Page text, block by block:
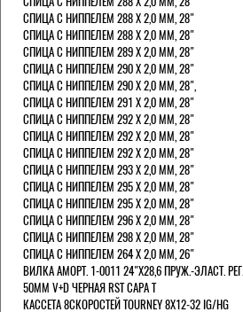
СПИЦА С НИППЕЛЕМ 288 Х 2,0 ММ, 28"
СПИЦА С НИППЕЛЕМ 288 Х 2,0 ММ, 28"
СПИЦА С НИППЕЛЕМ 289 Х 2,0 ММ, 28"
СПИЦА С НИППЕЛЕМ 290 Х 2,0 ММ, 28"
СПИЦА С НИППЕЛЕМ 290 Х 2,0 ММ, 28",
СПИЦА С НИППЕЛЕМ 291 Х 2,0 ММ, 28"
СПИЦА С НИППЕЛЕМ 292 Х 2,0 ММ, 28"
СПИЦА С НИППЕЛЕМ 292 Х 2,0 ММ, 28"
СПИЦА С НИППЕЛЕМ 292 Х 2,0 ММ, 28"
СПИЦА С НИППЕЛЕМ 293 Х 2,0 ММ, 28"
СПИЦА С НИППЕЛЕМ 295 Х 2,0 ММ, 28"
СПИЦА С НИППЕЛЕМ 295 Х 2,0 ММ, 28"
СПИЦА С НИППЕЛЕМ 296 Х 2,0 ММ, 28"
СПИЦА С НИППЕЛЕМ 298 Х 2,0 ММ, 28"
СПИЦА С НИППЕЛЕМ 264 Х 2,0 ММ, 26"
ВИЛКА АМОРТ. 1-0011 24"Х28,6 ПРУЖ.-ЭЛАСТ. РЕГ.
50ММ V+D ЧЕРНАЯ RST CAPA Т
КАССЕТА 8СКОРОСТЕЙ TOURNEY 8Х12-32 IG/HG